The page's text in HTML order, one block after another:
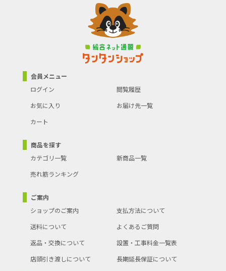
会員メニュー
ログイン
閲覧履歴
お気に入り
お届け先一覧
カート
商品を探す
カテゴリ一覧
新商品一覧
売れ筋ランキング
ご案内
ショップのご案内
支払方法について
送料について
よくあるご質問
返品・交換について
設置・工事料金一覧表
店頭引き渡しについて
長期延長保証について